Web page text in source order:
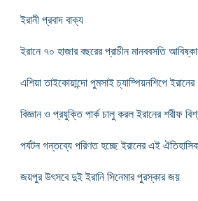
ইরানী প্রবাদ বাক্য
ইরানে ৭০ হাজার বছরের প্রাচীন মানববসতি
এশিয়া তাইকোয়ান্দো পুমসাই চ্যাম্পিয়নশিপে
বিজ্ঞান ও প্রযুক্তি পার্ক চালু করল ইরানের শরীফ
পর্যটন গন্তব্যে পরিণত হচ্ছে ইরানের এই
জয়পুর উৎসবে দুই ইরানি সিনেমার পুরস্কার জয়